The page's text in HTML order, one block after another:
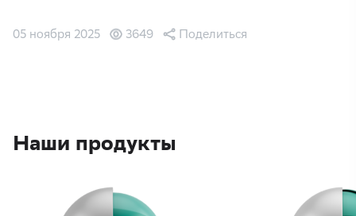
05 ноября 2025 3649 Поделиться
Наши продукты